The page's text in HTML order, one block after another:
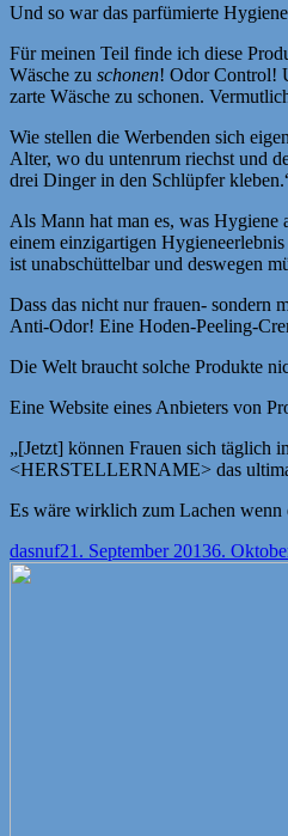
Und so war das parfümierte
Für meinen Teil finde ich diese
Wäsche zu schonen! Odor Control!
zarte Wäsche zu schonen.
Wie stellen die Werbenden sich
Alter, wo du untenrum riechst und
drei Dinger in den Schlüpfer
Als Mann hat man es, was
einem einzigartigen
ist unabschüttelbar und deswegen
Dass das nicht nur frauen- sondern
Anti-Odor! Eine Hoden-Peeling-
Die Welt braucht solche Produkte
Eine Website eines Anbieters von
„[Jetzt] können Frauen sich täglich
<HERSTELLERNAME> das
Es wäre wirklich zum Lachen wenn
Autor
dasnufVeröffentlicht
21. September 20136.